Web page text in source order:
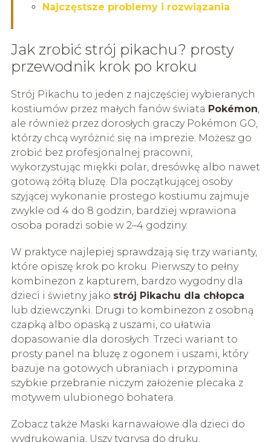
Najczęstsze problemy i rozwiązania
Jak zrobić strój pikachu? prosty
przewodnik krok po kroku
Strój Pikachu to jeden z najczęściej wybieranych
kostiumów przez małych fanów świata Pokémon,
ale również przez dorosłych graczy Pokémon GO,
którzy chcą wyróżnić się na imprezie. Możesz go
zrobić bez profesjonalnej pracowni,
wykorzystując miękki polar, dresówkę albo nawet
gotową żółtą bluzę. Dla początkującej osoby
szyjącej wykonanie prostego kostiumu zajmuje
zwykle od 4 do 8 godzin, bardziej wprawiona
osoba poradzi sobie w 2–4 godziny.
W praktyce najlepiej sprawdzają się trzy warianty,
które opiszę krok po kroku. Pierwszy to pełny
kombinezon z kapturem, bardzo wygodny dla
dzieci i świetny jako strój Pikachu dla chłopca
lub dziewczynki. Drugi to kombinezon z osobną
czapką albo opaską z uszami, co ułatwia
dopasowanie dla dorosłych. Trzeci wariant to
prosty panel na bluzę z ogonem i uszami, który
bazuje na gotowych ubraniach i przypomina
szybkie przebranie niczym założenie plecaka z
motywem ulubionego bohatera.
Zobacz także Maski karnawałowe dla dzieci do
wydrukowania, Uszy tygrysa do druku.